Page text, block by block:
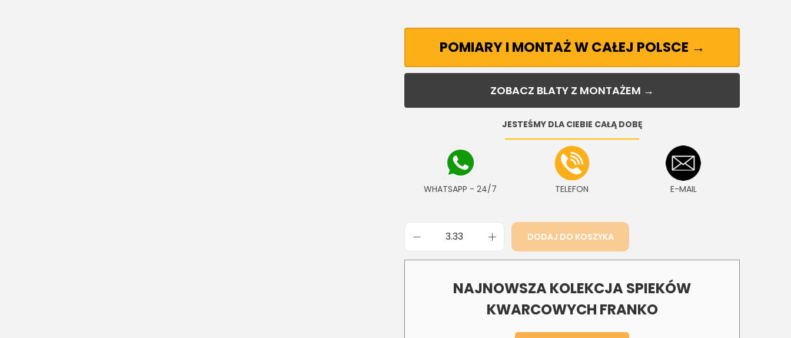
POMIARY I MONTAŻ W CAŁEJ POLSCE →
ZOBACZ BLATY Z MONTAŻEM →
JESTEŚMY DLA CIEBIE CAŁĄ DOBĘ
WHATSAPP - 24/7 TELEFON E-MAIL
DODAJ DO KOSZYKA
NAJNOWSZA KOLEKCJA SPIEKÓW
KWARCOWYCH FRANKO